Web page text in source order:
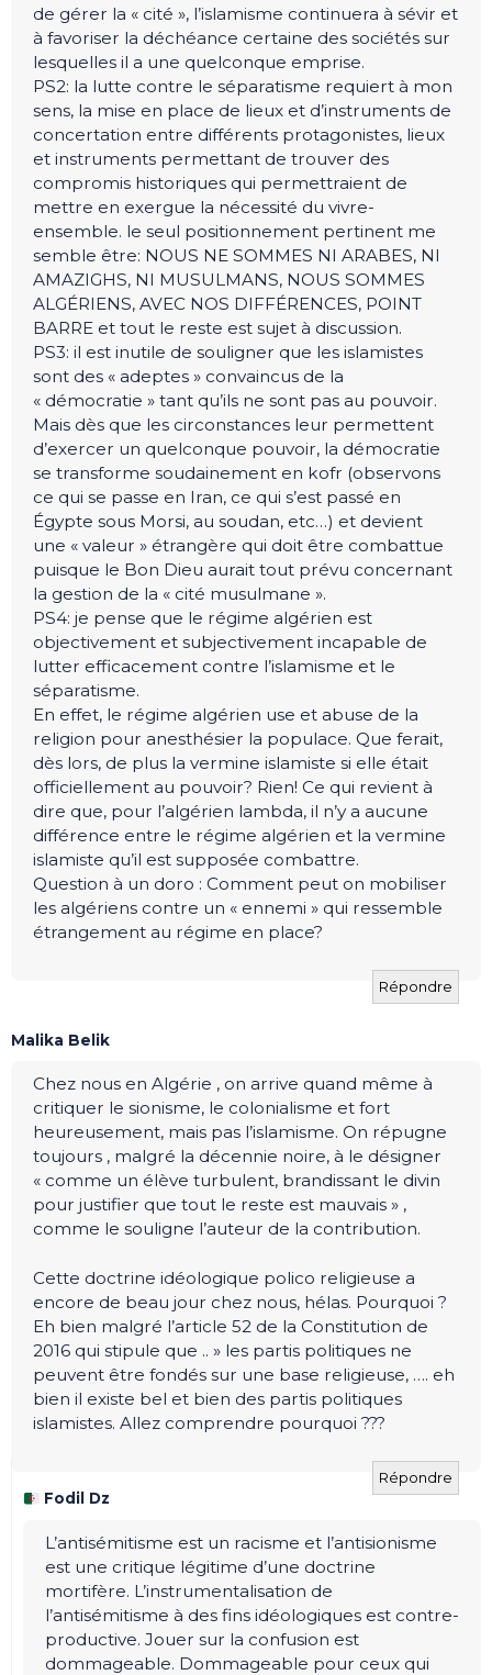
de gérer la « cité », l’islamisme continuera à sévir et
à favoriser la déchéance certaine des sociétés sur
lesquelles il a une quelconque emprise.
PS2: la lutte contre le séparatisme requiert à mon
sens, la mise en place de lieux et d’instruments de
concertation entre différents protagonistes, lieux
et instruments permettant de trouver des
compromis historiques qui permettraient de
mettre en exergue la nécessité du vivre-
ensemble. le seul positionnement pertinent me
semble être: NOUS NE SOMMES NI ARABES, NI
AMAZIGHS, NI MUSULMANS, NOUS SOMMES
ALGÉRIENS, AVEC NOS DIFFÉRENCES, POINT
BARRE et tout le reste est sujet à discussion.
PS3: il est inutile de souligner que les islamistes
sont des « adeptes » convaincus de la
« démocratie » tant qu’ils ne sont pas au pouvoir.
Mais dès que les circonstances leur permettent
d’exercer un quelconque pouvoir, la démocratie
se transforme soudainement en kofr (observons
ce qui se passe en Iran, ce qui s’est passé en
Égypte sous Morsi, au soudan, etc…) et devient
une « valeur » étrangère qui doit être combattue
puisque le Bon Dieu aurait tout prévu concernant
la gestion de la « cité musulmane ».
PS4: je pense que le régime algérien est
objectivement et subjectivement incapable de
lutter efficacement contre l’islamisme et le
séparatisme.
En effet, le régime algérien use et abuse de la
religion pour anesthésier la populace. Que ferait,
dès lors, de plus la vermine islamiste si elle était
officiellement au pouvoir? Rien! Ce qui revient à
dire que, pour l’algérien lambda, il n’y a aucune
différence entre le régime algérien et la vermine
islamiste qu’il est supposée combattre.
Question à un doro : Comment peut on mobiliser
les algériens contre un « ennemi » qui ressemble
étrangement au régime en place?
Répondre
Malika Belik
Chez nous en Algérie , on arrive quand même à
critiquer le sionisme, le colonialisme et fort
heureusement, mais pas l’islamisme. On répugne
toujours , malgré la décennie noire, à le désigner
« comme un élève turbulent, brandissant le divin
pour justifier que tout le reste est mauvais » ,
comme le souligne l’auteur de la contribution.
Cette doctrine idéologique polico religieuse a
encore de beau jour chez nous, hélas. Pourquoi ?
Eh bien malgré l’article 52 de la Constitution de
2016 qui stipule que .. » les partis politiques ne
peuvent être fondés sur une base religieuse, …. eh
bien il existe bel et bien des partis politiques
islamistes. Allez comprendre pourquoi ???
Répondre
Fodil Dz
L’antisémitisme est un racisme et l’antisionisme
est une critique légitime d’une doctrine
mortifère. L’instrumentalisation de
l’antisémitisme à des fins idéologiques est contre-
productive. Jouer sur la confusion est
dommageable. Dommageable pour ceux qui